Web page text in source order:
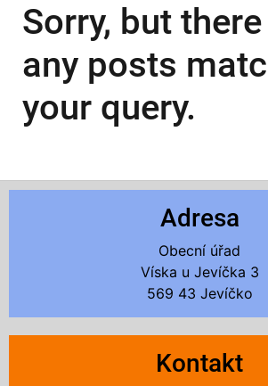
Sorry, but
any posts
your query.
Adresa
Obecní úřad
Víska u Jevíčka 3
569 43 Jevíčko
Kontakt